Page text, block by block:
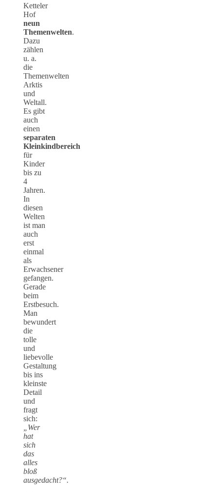
Ketteler
Hof
neun
Themenwelten.
Dazu
zählen
u. a.
die
Themenwelten
Arktis
und
Weltall.
Es gibt
auch
einen
separaten
Kleinkindbereich
für
Kinder
bis zu
4
Jahren.
In
diesen
Welten
ist man
auch
erst
einmal
als
Erwachsener
gefangen.
Gerade
beim
Erstbesuch.
Man
bewundert
die
tolle
und
liebevolle
Gestaltung
bis ins
kleinste
Detail
und
fragt
sich:
„Wer
hat
sich
das
alles
bloß
ausgedacht?“.